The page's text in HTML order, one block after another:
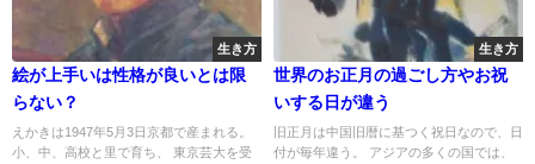
生き方
絵が上手いは性格が良いとは限
らない？
えかきは1947年5月3日京都で産まれる。
小、中、高校と里で育ち、 東京芸大を受
生き方
世界のお正月の過ごし方やお祝
いする日が違う
旧正月は中国旧暦に基つく祝日なので、日
付が毎年違う。 アジアの多くの国では、